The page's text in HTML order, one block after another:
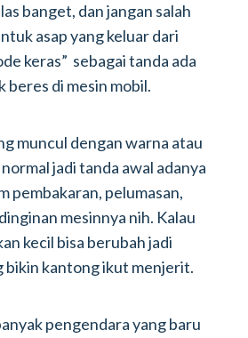
banget, dan jangan salah
asap yang keluar dari
keras” sebagai tanda ada
beres di mesin mobil.
muncul dengan warna atau
jadi tanda awal adanya
pembakaran, pelumasan,
mesinnya nih. Kalau
kecil bisa berubah jadi
bikin kantong ikut menjerit.
pengendara yang baru